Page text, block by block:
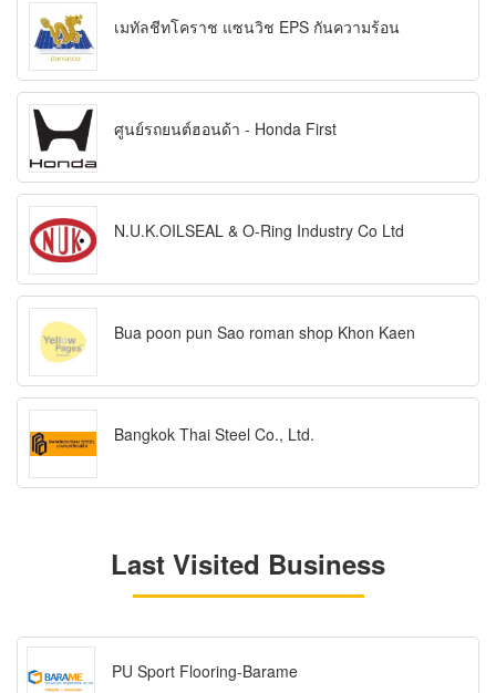
เมทัลชีทโคราช แซนวิช EPS กันความร้อน
ศูนย์รถยนต์ฮอนด้า - Honda First
N.U.K.OILSEAL & O-Ring Industry Co Ltd
Bua poon pun Sao roman shop Khon Kaen
Bangkok Thai Steel Co., Ltd.
Last Visited Business
PU Sport Flooring-Barame